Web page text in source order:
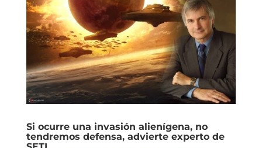
Si ocurre una invasión alienígena, no
tendremos defensa, advierte experto de